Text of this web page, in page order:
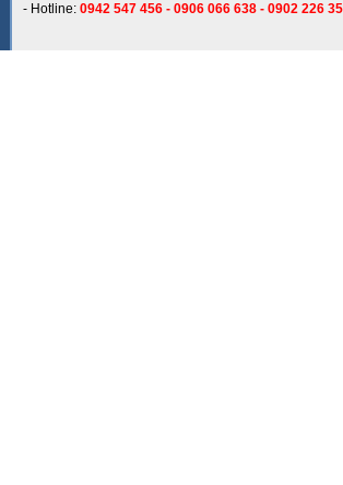
- Hotline: 0942 547 456 - 0906 066 638 - 0902 226